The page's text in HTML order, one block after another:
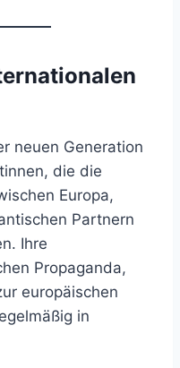
neuen Generation
die die
Europa,
Partnern
Ihre
Propaganda,
europäischen
in